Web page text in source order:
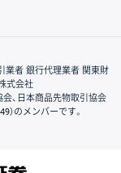
業者 銀行代理業者 関東財
式会社
、日本商品先物取引協会
）のメンバーです。